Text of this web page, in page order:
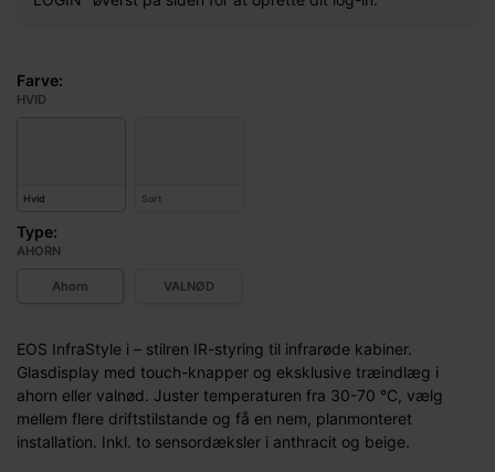
Farve:
HVID
Hvid Sort
Type:
AHORN
Ahorn VALNØD
EOS InfraStyle i – stilren IR-styring til infrarøde kabiner.
Glasdisplay med touch-knapper og eksklusive træindlæg i
ahorn eller valnød. Juster temperaturen fra 30-70 °C, vælg
mellem flere driftstilstande og få en nem, planmonteret
installation. Inkl. to sensordæksler i anthracit og beige.